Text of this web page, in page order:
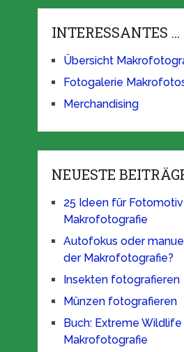
INTERESSANTES …
Übersicht
Fotogalerie
Merchandising
NEUESTE
25 Ideen für
Makrofotografie
Autofokus oder
der Makrofotografie?
Insekten fotografieren
Münzen fotografieren
Buch: Extreme Wildlife
Makrofotografie